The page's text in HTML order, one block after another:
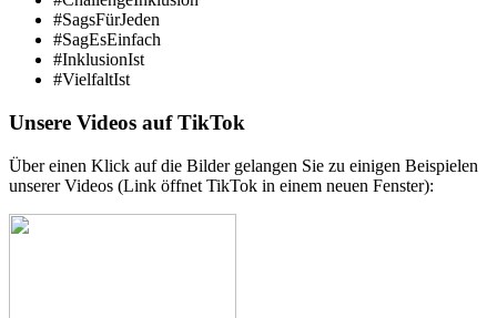
#SagsFürJeden
#SagEsEinfach
#InklusionIst
#VielfaltIst
Unsere Videos auf TikTok
Über einen Klick auf die Bilder gelangen Sie zu einigen Beispielen
unserer Videos (Link öffnet TikTok in einem neuen Fenster):